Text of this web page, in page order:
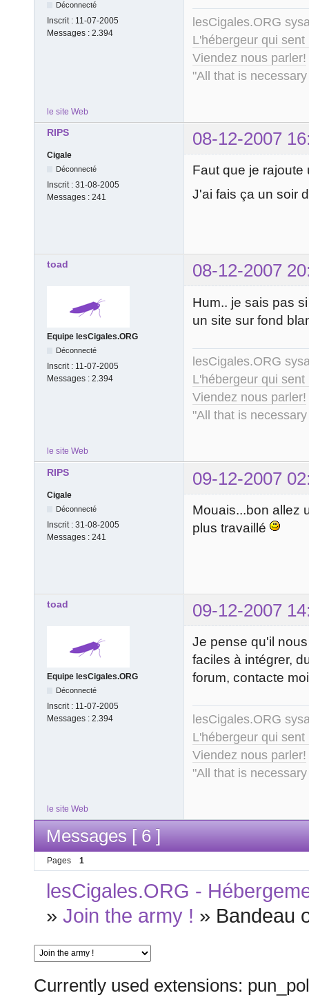
Déconnecté
Inscrit : 11-07-2005
Messages : 2.394
lesCigales.ORG
L'hébergeur qui
Viendez nous parler!
"All that is
le site Web
RIPS 08-12-2007
Cigale
Déconnecté
Inscrit : 31-08-2005
Messages : 241
Faut que je rajoute
J'ai fais ça un soir
toad 08-12-2007
Equipe lesCigales.ORG
Déconnecté
Inscrit : 11-07-2005
Messages : 2.394
Hum.. je sais pas
un site sur fond
lesCigales.ORG
L'hébergeur qui
Viendez nous parler!
"All that is
le site Web
RIPS 09-12-2007
Cigale
Déconnecté
Inscrit : 31-08-2005
Messages : 241
Mouais...bon allez
plus travaillé
toad 09-12-2007
Equipe lesCigales.ORG
Déconnecté
Inscrit : 11-07-2005
Messages : 2.394
Je pense qu'il
faciles à intégrer,
forum, contacte
lesCigales.ORG
L'hébergeur qui
Viendez nous parler!
"All that is
le site Web
Messages [ 6 ]
Pages 1
lesCigales.ORG -
»Join the army ! » Bandeau
Currently used extensions: